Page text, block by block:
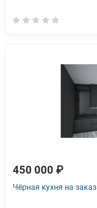
450 000 ₽
Чёрная кухня на заказ